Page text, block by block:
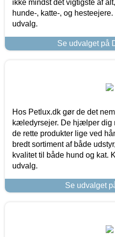
ikke mindst det vigtigste af
hunde-, katte-, og
udvalg.
Se udvalget på
Hos Petlux.dk gør de det
kæledyrsejer. De hjælper dig
de rette produkter lige ved
bredt sortiment af både
kvalitet til både hund og kat.
udvalg.
Se udvalget